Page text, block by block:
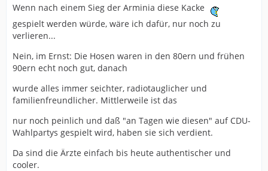
Wenn nach einem Sieg der Arminia diese Kacke
gespielt werden würde, wäre ich dafür, nur noch zu
verlieren...
Nein, im Ernst: Die Hosen waren in den 80ern und frühen
90ern echt noch gut, danach
wurde alles immer seichter, radiotauglicher und
familienfreundlicher. Mittlerweile ist das
nur noch peinlich und daß "an Tagen wie diesen" auf CDU-
Wahlpartys gespielt wird, haben sie sich verdient.
Da sind die Ärzte einfach bis heute authentischer und
cooler.